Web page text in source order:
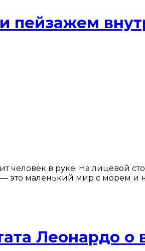
пейзажем
в руке. На лицевой
это маленький мир с морем
Леонардо о